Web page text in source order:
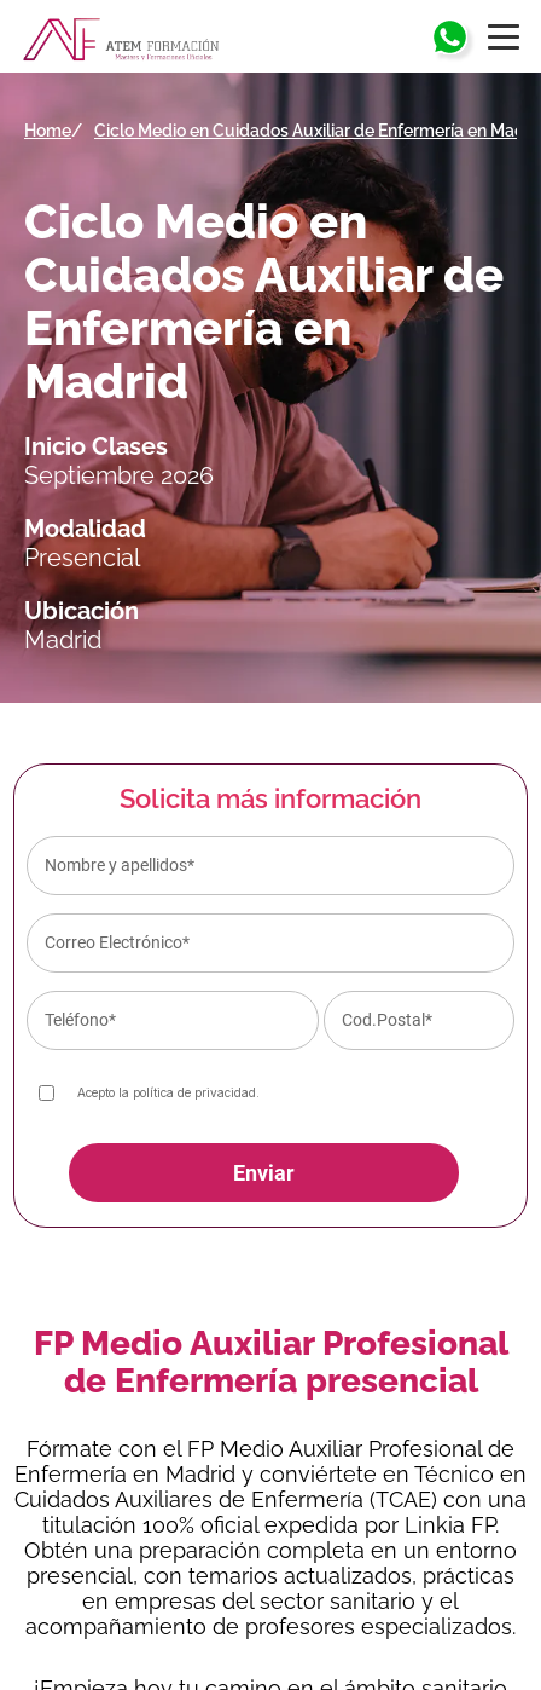
Home Ciclo Medio en Cuidados Auxiliar de Enfermería en
Ciclo Medio en
Cuidados Auxiliar de
Enfermería en
Madrid
Inicio Clases
Septiembre 2026
Modalidad
Presencial
Ubicación
Madrid
Solicita más información
Acepto la política de privacidad
Enviar
FP Medio Auxiliar Profesional
de Enfermería presencial
Fórmate con el FP Medio Auxiliar Profesional de
Enfermería en Madrid y conviértete en Técnico en
Cuidados Auxiliares de Enfermería (TCAE) con una
titulación 100% oficial expedida por Linkia FP.
Obtén una preparación completa en un entorno
presencial, con temarios actualizados, prácticas
en empresas del sector sanitario y el
acompañamiento de profesores especializados.